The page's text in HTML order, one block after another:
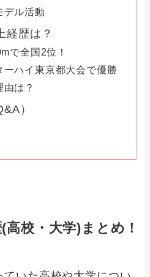
デル活動
経歴は？
で全国2位！
ーハイ東京都大会で優勝
は？
）
高校・大学)まとめ！